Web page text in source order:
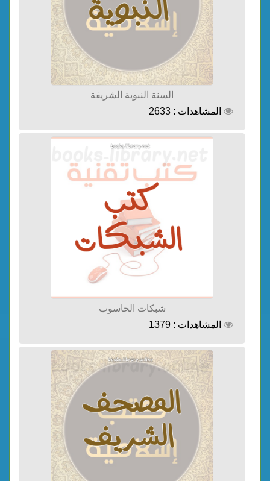
السنة النبوية الشريفة
المشاهدات : 2633
شبكات الحاسوب
المشاهدات : 1379